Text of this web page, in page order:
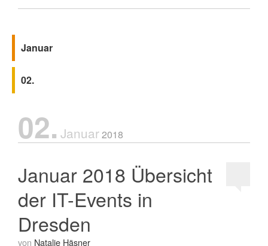
Januar
02.
02. Januar2018
Januar 2018 Übersicht
der IT-Events in
Dresden
von Natalie Häsner